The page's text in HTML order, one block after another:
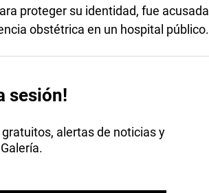
proteger su identidad, fue acusada
obstétrica en un hospital público.
sesión!
alertas de noticias y